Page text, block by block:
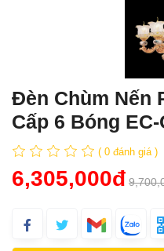
Đèn Chùm Nến
Cấp 6 Bóng EC-
( 0 đánh giá )
6,305,000đ